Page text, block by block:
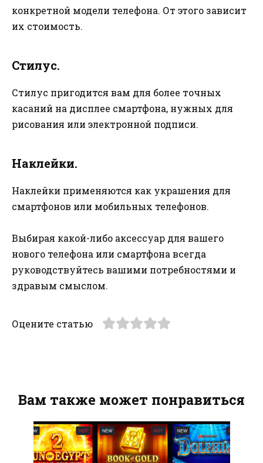
конкретной модели телефона. От этого зависит
их стоимость.
Стилус.
Стилус пригодится вам для более точных
касаний на дисплее смартфона, нужных для
рисования или электронной подписи.
Наклейки.
Наклейки применяются как украшения для
смартфонов или мобильных телефонов.
Выбирая какой-либо аксессуар для вашего
нового телефона или смартфона всегда
руководствуйтесь вашими потребностями и
здравым смыслом.
Оцените статью
Вам также может понравиться